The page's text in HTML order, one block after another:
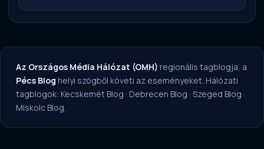
Az Országos Média Hálózat (OMH) regionális tagblogja, a
Pécs Blog helyi szögből követi az eseményeket. Hálózati
tagblogok: Kecskemét Blog · Debrecen Blog · Szeged Blog ·
Miskolc Blog